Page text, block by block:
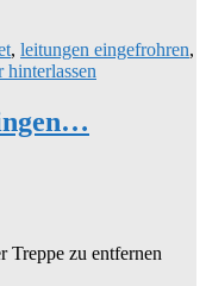
, leitungen eingefrohren,
Treppe zu entfernen